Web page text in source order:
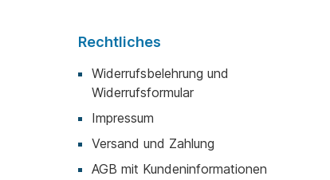
Rechtliches
Widerrufsbelehrung und
Widerrufsformular
Impressum
Versand und Zahlung
AGB mit Kundeninformationen